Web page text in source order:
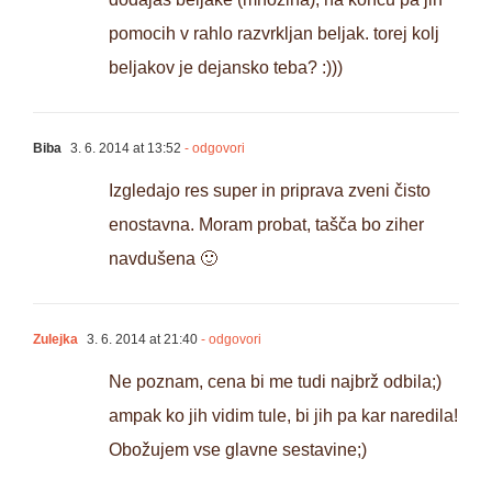
pomocih v rahlo razvrkljan beljak. torej kolj
beljakov je dejansko teba? :)))
Biba 3. 6. 2014 at 13:52 - odgovori
Izgledajo res super in priprava zveni čisto
enostavna. Moram probat, tašča bo ziher
navdušena 🙂
Zulejka 3. 6. 2014 at 21:40 - odgovori
Ne poznam, cena bi me tudi najbrž odbila;)
ampak ko jih vidim tule, bi jih pa kar naredila!
Obožujem vse glavne sestavine;)